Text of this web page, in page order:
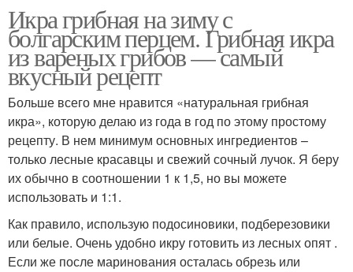
Икра грибная на зиму с
болгарским перцем. Грибная икра
из вареных грибов — самый
вкусный рецепт
Больше всего мне нравится «натуральная грибная
икра», которую делаю из года в год по этому простому
рецепту. В нем минимум основных ингредиентов –
только лесные красавцы и свежий сочный лучок. Я беру
их обычно в соотношении 1 к 1,5, но вы можете
использовать и 1:1.
Как правило, использую подосиновики, подберезовики
или белые. Очень удобно икру готовить из лесных опят .
Если же после маринования осталась обрезь или